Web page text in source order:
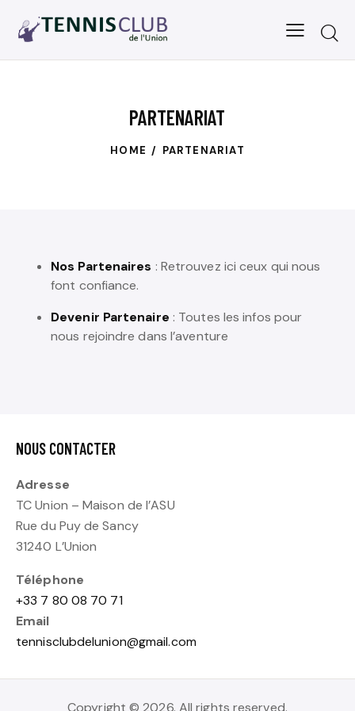
PARTENARIAT
HOME PARTENARIAT
Nos Partenaires : Retrouvez ici ceux qui nous
font confiance.
Devenir Partenaire : Toutes les infos pour
nous rejoindre dans l’aventure
NOUS CONTACTER
Adresse
TC Union – Maison de l’ASU
Rue du Puy de Sancy
31240 L’Union
Téléphone
+33 7 80 08 70 71
Email
tennisclubdelunion@gmail.com
Copyright © 2026. All rights reserved.